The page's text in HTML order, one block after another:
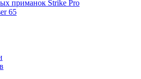
приманок Strike Pro
65